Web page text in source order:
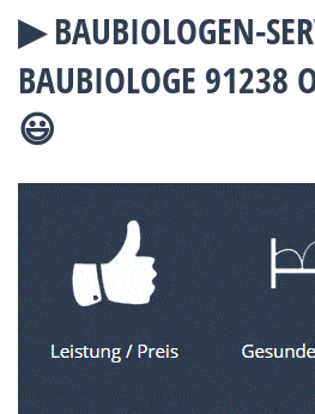
▶︎ BAUBIOLOGEN-
BAUBIOLOGE 91238
😃